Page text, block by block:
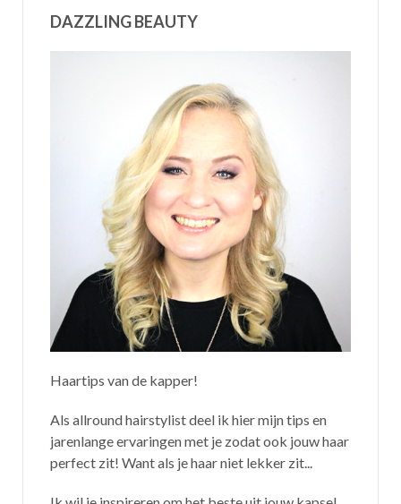
DAZZLING BEAUTY
Haartips van de kapper!
Als allround hairstylist deel ik hier mijn tips en
jarenlange ervaringen met je zodat ook jouw haar
perfect zit! Want als je haar niet lekker zit...